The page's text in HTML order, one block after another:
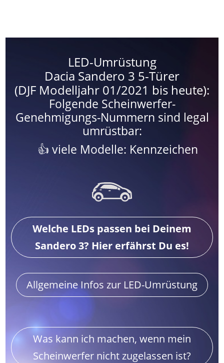
LED-Umrüstung
Dacia Sandero 3 5-Türer
(DJF Modelljahr 01/2021 bis heute):
Folgende Scheinwerfer-
Genehmigungs-Nummern sind legal
umrüstbar:
viele Modelle: Kennzeichen
Welche LEDs passen bei Deinem
Sandero 3? Hier erfährst Du es!
Allgemeine Infos zur LED-Umrüstung
Was kann ich machen, wenn mein
Scheinwerfer nicht zugelassen ist?